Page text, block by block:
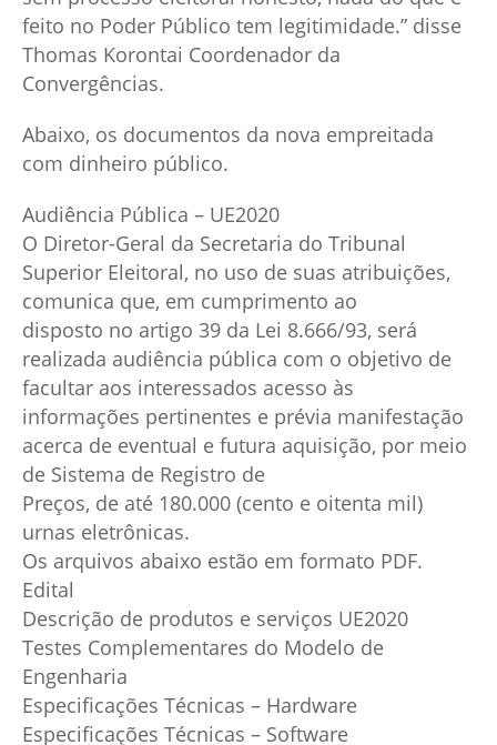
feito no Poder Público tem legitimidade.” disse
Thomas Korontai Coordenador da
Convergências.
Abaixo, os documentos da nova empreitada
com dinheiro público.
Audiência Pública – UE2020
O Diretor-Geral da Secretaria do Tribunal
Superior Eleitoral, no uso de suas atribuições,
comunica que, em cumprimento ao
disposto no artigo 39 da Lei 8.666/93, será
realizada audiência pública com o objetivo de
facultar aos interessados acesso às
informações pertinentes e prévia manifestação
acerca de eventual e futura aquisição, por meio
de Sistema de Registro de
Preços, de até 180.000 (cento e oitenta mil)
urnas eletrônicas.
Os arquivos abaixo estão em formato PDF.
Edital
Descrição de produtos e serviços UE2020
Testes Complementares do Modelo de
Engenharia
Especificações Técnicas – Hardware
Especificações Técnicas – Software